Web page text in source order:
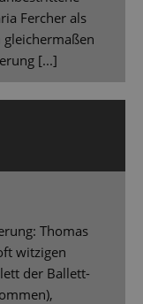
Fercher als
[...]
Thomas
witzigen
der Ballett-